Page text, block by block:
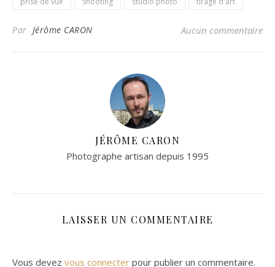
Par Jérôme CARON Aucun commentaire
JÉRÔME CARON
Photographe artisan depuis 1995
LAISSER UN COMMENTAIRE
Vous devez vous connecter pour publier un commentaire.